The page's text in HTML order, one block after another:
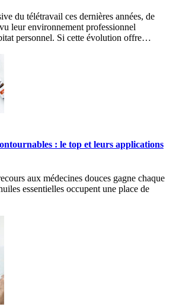
du télétravail ces dernières années, de
leur environnement professionnel
personnel. Si cette évolution offre…
: le top et leurs applications
aux médecines douces gagne chaque
essentielles occupent une place de